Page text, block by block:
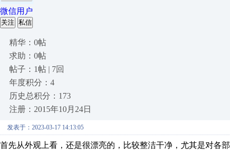
微信用户
关注 私信
精华：0帖
求助：0帖
帖子：1帖 | 7回
年度积分：4
历史总积分：173
注册：2015年10月24日
发表于：2023-03-17 14:13:05
首先从外观上看，还是很漂亮的，比较整洁干净，尤其是对各